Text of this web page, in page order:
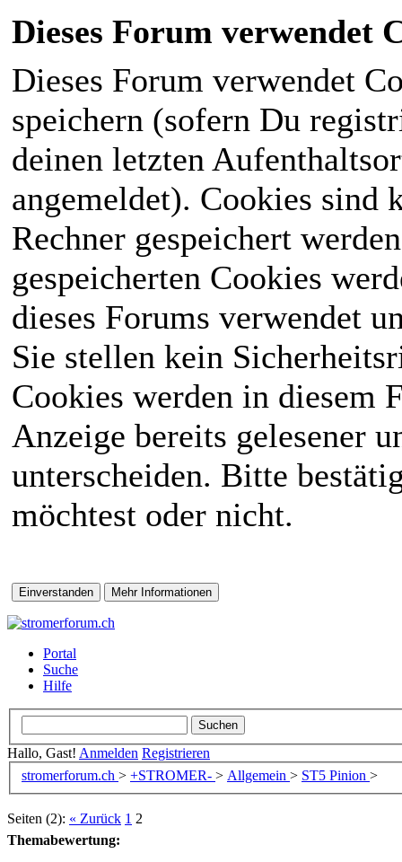
Dieses Forum verwendet
Dieses Forum verwendet
speichern (sofern Du
deinen letzten
angemeldet). Cookies sind
Rechner gespeichert
gespeicherten Cookies
dieses Forums verwendet
Sie stellen kein
Cookies werden in diesem
Anzeige bereits gelesener
unterscheiden. Bitte
möchtest oder nicht.
Portal
Suche
Hilfe
Hallo, Gast! Anmelden Registrieren
stromerforum.ch > +STROMER- > Allgemein > ST5 Pinion >
Seiten (2): « Zurück 1 2
Themabewertung: